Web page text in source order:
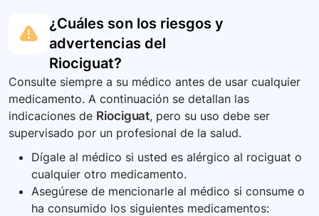
¿Cuáles son los riesgos y
advertencias del
Riociguat?
Consulte siempre a su médico antes de usar cualquier
medicamento. A continuación se detallan las
indicaciones de Riociguat, pero su uso debe ser
supervisado por un profesional de la salud.
Dígale al médico si usted es alérgico al rociguat o
cualquier otro medicamento.
Asegúrese de mencionarle al médico si consume o
ha consumido los siguientes medicamentos: